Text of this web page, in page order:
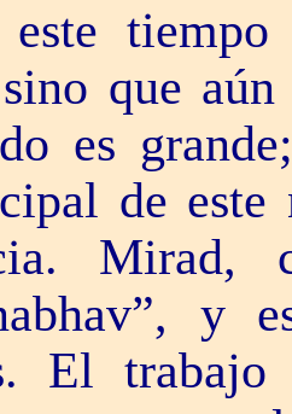
que
es
de
Mirad,
y
El